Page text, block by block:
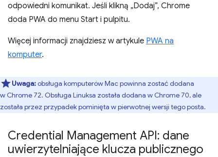
odpowiedni komunikat. Jeśli klikną „Dodaj”, Chrome
doda PWA do menu Start i pulpitu.
Więcej informacji znajdziesz w artykule PWA na
komputer.
Uwaga:obsługa komputerów Mac powinna zostać dodana
w Chrome 72. Obsługa Linuksa została dodana w Chrome 70, ale
została przez przypadek pominięta w pierwotnej wersji tego posta.
Credential Management API: dane
uwierzytelniające klucza publicznego